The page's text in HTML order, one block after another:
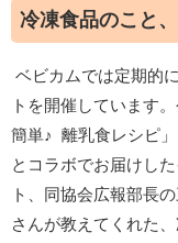
冷凍食品のこと
ベビカムでは定期的
トを開催しています
簡単♪ 離乳食レシピ
とコラボでお届けし
ト、同協会広報部長
さんが教えてくれた